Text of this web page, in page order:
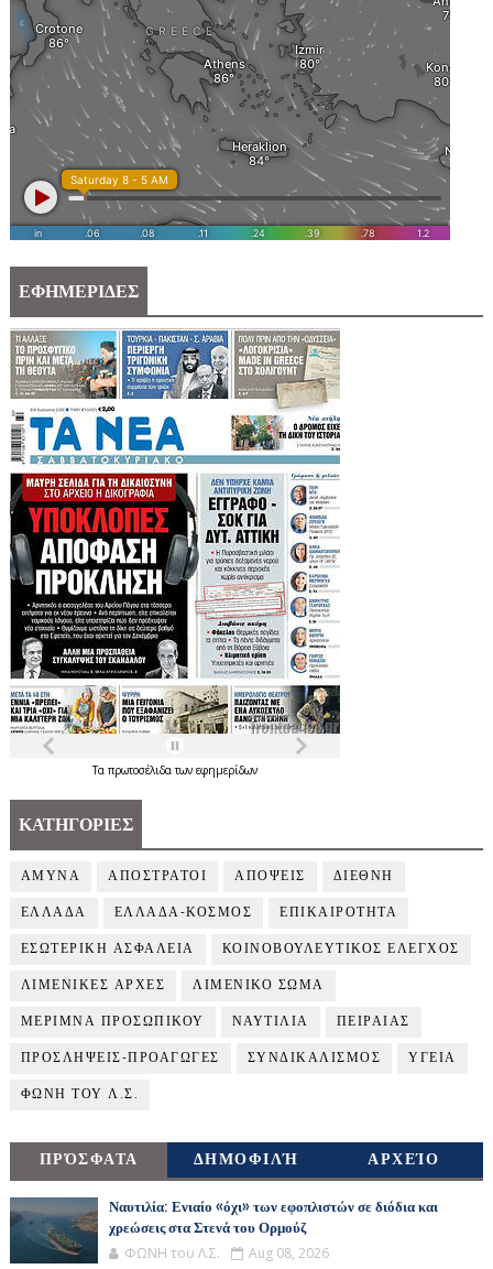
ΕΦΗΜΕΡΙΔΕΣ
Τα πρωτοσέλιδατων εφημερίδων
ΚΑΤΗΓΟΡΙΕΣ
ΑΜΥΝΑ ΑΠΟΣΤΡΑΤΟΙ ΑΠΟΨΕΙΣ ΔΙΕΘΝΗ
ΕΛΛΑΔΑ ΕΛΛΑΔΑ-ΚΟΣΜΟΣ ΕΠΙΚΑΙΡΟΤΗΤΑ
ΕΣΩΤΕΡΙΚΗ ΑΣΦΑΛΕΙΑ ΚΟΙΝΟΒΟΥΛΕΥΤΙΚΟΣ ΕΛΕΓΧΟΣ
ΛΙΜΕΝΙΚΕΣ ΑΡΧΕΣ ΛΙΜΕΝΙΚΟ ΣΩΜΑ
ΜΕΡΙΜΝΑ ΠΡΟΣΩΠΙΚΟΥ ΝΑΥΤΙΛΙΑ ΠΕΙΡΑΙΑΣ
ΠΡΟΣΛΗΨΕΙΣ-ΠΡΟΑΓΩΓΕΣ ΣΥΝΔΙΚΑΛΙΣΜΟΣ ΥΓΕΙΑ
ΦΩΝΗ ΤΟΥ Λ.Σ.
ΠΡΌΣΦΑΤΑ ΔΗΜΟΦΙΛΉ ΑΡΧΕΊΟ
Ναυτιλία: Ενιαίο «όχι» των εφοπλιστών σε διόδια και
χρεώσεις στα Στενά του Ορμούζ
ΦΩΝΗ του Λ.Σ. Aug 08, 2026